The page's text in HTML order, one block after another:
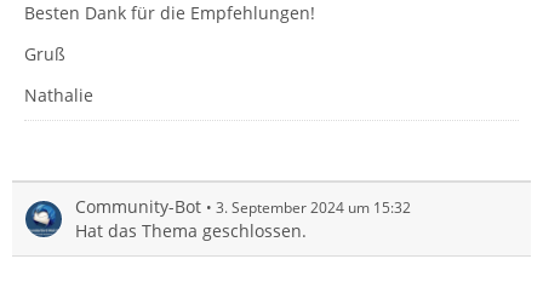
Besten Dank für die Empfehlungen!
Gruß
Nathalie
Community-Bot 3. September 2024 um 15:32
Hat das Thema geschlossen.